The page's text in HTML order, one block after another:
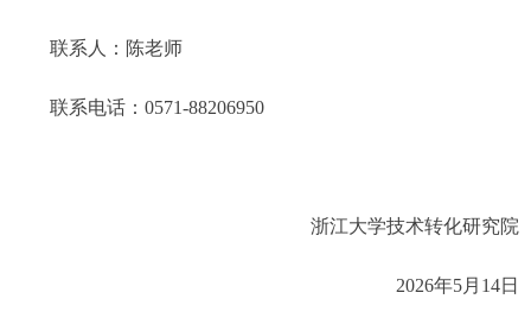
联系人： 陈老师
联系电话： 0571-88206950
浙江大学技术转化研究院
2026年5月 14日